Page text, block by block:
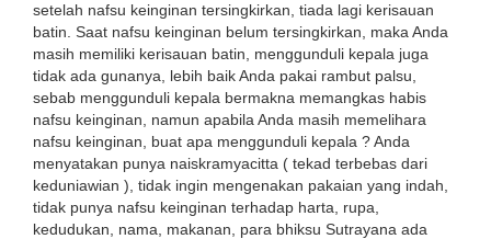
setelah nafsu keinginan tersingkirkan, tiada lagi kerisauan
batin. Saat nafsu keinginan belum tersingkirkan, maka Anda
masih memiliki kerisauan batin, menggunduli kepala juga
tidak ada gunanya, lebih baik Anda pakai rambut palsu,
sebab menggunduli kepala bermakna memangkas habis
nafsu keinginan, namun apabila Anda masih memelihara
nafsu keinginan, buat apa menggunduli kepala ? Anda
menyatakan punya naiskramyacitta ( tekad terbebas dari
keduniawian ), tidak ingin mengenakan pakaian yang indah,
tidak punya nafsu keinginan terhadap harta, rupa,
kedudukan, nama, makanan, para bhiksu Sutrayana ada